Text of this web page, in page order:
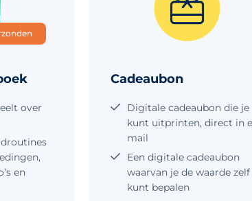
over
en
Cadeaubon
Digitale cadeaubon die je
kunt uitprinten, direct in
mail
Een digitale cadeaubon
waarvan je de waarde zelf
kunt bepalen